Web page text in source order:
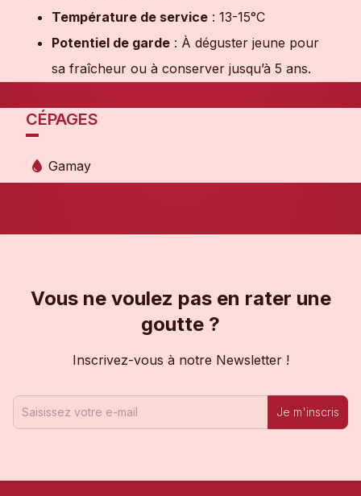
Température de service : 13-15°C
Potentiel de garde : À déguster jeune pour
sa fraîcheur ou à conserver jusqu’à 5 ans.
CÉPAGES
Gamay
Vous ne voulez pas en rater une
goutte ?
Inscrivez-vous à notre Newsletter !
Je m'inscris